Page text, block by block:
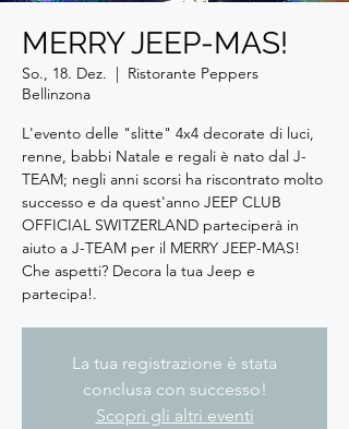
MERRY JEEP-MAS!
So., 18. Dez.
  |
Ristorante Peppers
Bellinzona
L'evento delle "slitte" 4x4 decorate di luci,
renne, babbi Natale e regali è nato dal J-
TEAM; negli anni scorsi ha riscontrato molto
successo e da quest'anno JEEP CLUB
OFFICIAL SWITZERLAND parteciperà in
aiuto a J-TEAM per il MERRY JEEP-MAS!
Che aspetti? Decora la tua Jeep e
partecipa!.
La tua registrazione è stata
conclusa con successo!
Scopri gli altri eventi